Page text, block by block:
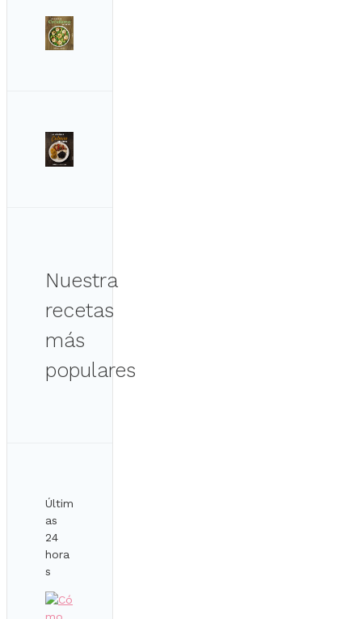
Nuestra
recetas
más
populares
Últim
as
24
hora
s